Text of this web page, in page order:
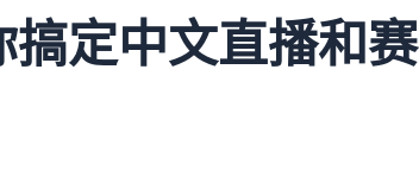
定中文直播和赛